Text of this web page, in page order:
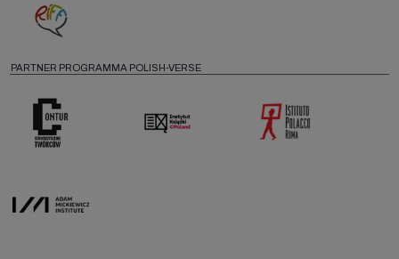
PARTNER PROGRAMMA POLISH-VERSE